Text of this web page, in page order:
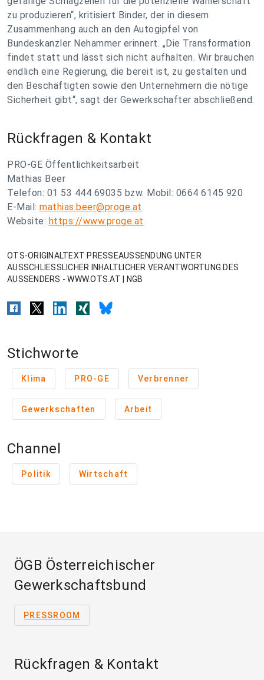
zu produzieren“, kritisiert Binder, der in diesem
Zusammenhang auch an den Autogipfel von
Bundeskanzler Nehammer erinnert. „Die Transformation
findet statt und lässt sich nicht aufhalten. Wir brauchen
endlich eine Regierung, die bereit ist, zu gestalten und
den Beschäftigten sowie den Unternehmern die nötige
Sicherheit gibt“, sagt der Gewerkschafter abschließend.
Rückfragen & Kontakt
PRO-GE Öffentlichkeitsarbeit
Mathias Beer
Telefon: 01 53 444 69035 bzw. Mobil: 0664 6145 920
E-Mail: mathias.beer@proge.at
Website: https://www.proge.at
OTS-ORIGINALTEXT PRESSEAUSSENDUNG UNTER
AUSSCHLIESSLICHER INHALTLICHER VERANTWORTUNG DES
AUSSENDERS - WWW.OTS.AT | NGB
Stichworte
Klima PRO-GE Verbrenner
Gewerkschaften Arbeit
Channel
Politik Wirtschaft
ÖGB Österreichischer
Gewerkschaftsbund
PRESSROOM
Rückfragen & Kontakt